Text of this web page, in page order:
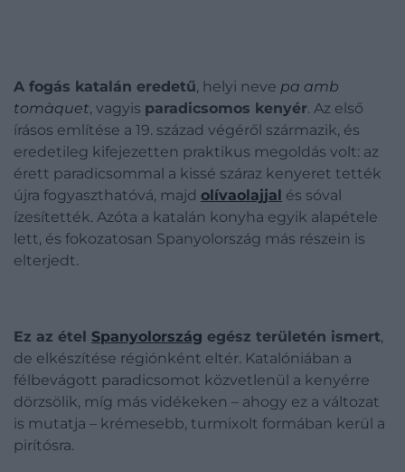
A fogás katalán eredetű, helyi neve pa amb
tomàquet, vagyis paradicsomos kenyér. Az első
írásos említése a 19. század végéről származik, és
eredetileg kifejezetten praktikus megoldás volt: az
érett paradicsommal a kissé száraz kenyeret tették
újra fogyaszthatóvá, majd olívaolajjal és sóval
ízesítették. Azóta a katalán konyha egyik alapétele
lett, és fokozatosan Spanyolország más részein is
elterjedt.
Ez az étel Spanyolország egész területén ismert,
de elkészítése régiónként eltér. Katalóniában a
félbevágott paradicsomot közvetlenül a kenyérre
dörzsölik, míg más vidékeken – ahogy ez a változat
is mutatja – krémesebb, turmixolt formában kerül a
pirítósra.